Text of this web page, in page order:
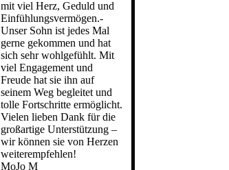
mit viel Herz, Geduld und
Einfü­hlungsvermö­gen.­
Unser Sohn ist jedes Mal
gerne gekommen und hat
sich sehr wohlgefühlt. Mit
viel Engagement und
Freude hat sie ihn auf
seinem Weg begleitet und
tolle Fortschritte ermöglicht.
Vielen lieben Dank für die
großartige Unterstützung –
wir können sie von Herzen
weiterempfehlen!
MoJo M